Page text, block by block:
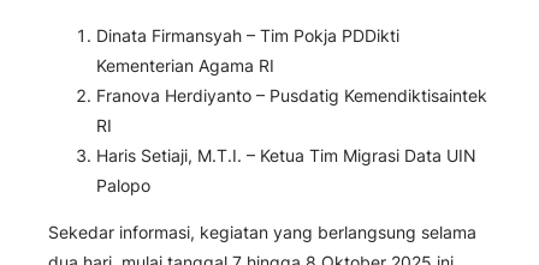
Dinata Firmansyah – Tim Pokja PDDikti
Kementerian Agama RI
Franova Herdiyanto – Pusdatig Kemendiktisaintek
RI
Haris Setiaji, M.T.I. – Ketua Tim Migrasi Data UIN
Palopo
Sekedar informasi, kegiatan yang berlangsung selama